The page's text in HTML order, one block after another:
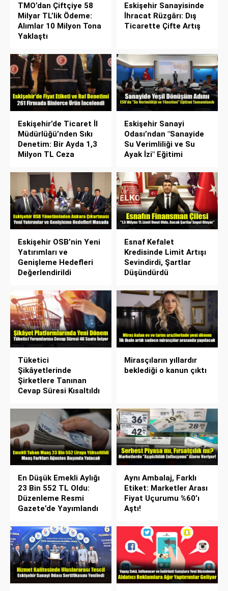
TMO’dan Çiftçiye 58
Milyar TL’lik Ödeme:
Alımlar 10 Milyon Tona
Yaklaştı
Eskişehir Sanayisinde
İhracat Rüzgârı: Dış
Ticarette Çifte Artış
Eskişehir’de Ticaret İl
Müdürlüğü’nden Sıkı
Denetim: Bir Ayda 1,3
Milyon TL Ceza
Eskişehir Sanayi
Odası’ndan "Sanayide
Su Verimliliği ve Su
Ayak İzi" Eğitimi
Eskişehir OSB’nin Yeni
Yatırımları ve
Genişleme Hedefleri
Değerlendirildi
Esnaf Kefalet
Kredisinde Limit Artışı
Sevindirdi, Şartlar
Düşündürdü
Tüketici
Şikâyetlerinde
Şirketlere Tanınan
Cevap Süresi Kısaltıldı
Mirasçıların yıllardır
beklediği o kanun çıktı
En Düşük Emekli Aylığı
23 Bin 552 TL Oldu:
Düzenleme Resmi
Gazete’de Yayımlandı
Aynı Ambalaj, Farklı
Etiket: Marketler Arası
Fiyat Uçurumu %60’ı
Aştı!